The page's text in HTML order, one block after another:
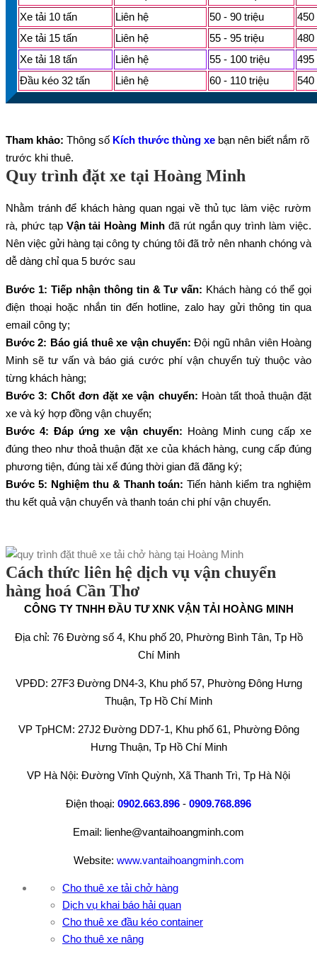
Xe tải 10 tấn
Liên hệ 50 - 90 triệu
450
Xe tải 15 tấn
Liên hệ 55 - 95 triệu
480
Xe tải 18 tấn
Liên hệ 55 - 100 triệu
495
Đầu kéo 32 tấn
Liên hệ 60 - 110 triệu 540
Tham khảo: Thông số Kích thước thùng xe bạn nên biết nắm rõ
trước khi thuê.
Quy trình đặt xe tại Hoàng Minh
Nhằm tránh để khách hàng quan ngại về thủ tục làm việc rườm
rà, phức tạp Vận tải Hoàng Minh đã rút ngắn quy trình làm việc.
Nên việc gửi hàng tại công ty chúng tôi đã trở nên nhanh chóng và
dễ dàng chỉ qua 5 bước sau
Bước 1: Tiếp nhận thông tin & Tư vấn: Khách hàng có thể gọi
điện thoại hoặc nhắn tin đến hotline, zalo hay gửi thông tin qua
email công ty;
Bước 2: Báo giá thuê xe vận chuyển: Đội ngũ nhân viên Hoàng
Minh sẽ tư vấn và báo giá cước phí vận chuyển tuỳ thuộc vào
từng khách hàng;
Bước 3: Chốt đơn đặt xe vận chuyển: Hoàn tất thoả thuận đặt
xe và ký hợp đồng vận chuyển;
Bước 4: Đáp ứng xe vận chuyển: Hoàng Minh cung cấp xe
đúng theo như thoả thuận đặt xe của khách hàng, cung cấp đúng
phương tiện, đúng tài xế đúng thời gian đã đăng ký;
Bước 5: Nghiệm thu & Thanh toán: Tiến hành kiểm tra nghiệm
thu kết quả vận chuyển và thanh toán chi phí vận chuyển.
Cách thức liên hệ dịch vụ vận chuyển
hàng hoá Cần Thơ
CÔNG TY TNHH ĐẦU TƯ XNK VẬN TẢI HOÀNG MINH
Địa chỉ: 76 Đường số 4, Khu phố 20, Phường Bình Tân, Tp Hồ
Chí Minh
VPĐD: 27F3 Đường DN4-3, Khu phố 57, Phường Đông Hưng
Thuận, Tp Hồ Chí Minh
VP TpHCM: 27J2 Đường DD7-1, Khu phố 61, Phường Đông
Hưng Thuận, Tp Hồ Chí Minh
VP Hà Nội: Đường Vĩnh Quỳnh, Xã Thanh Trì, Tp Hà Nội
Điện thoại: 0902.663.896 - 0909.768.896
Email: lienhe@vantaihoangminh.com
Website: www.vantaihoangminh.com
Cho thuê xe tải chở hàng
Dịch vụ khai báo hải quan
Cho thuê xe đầu kéo container
Cho thuê xe nâng